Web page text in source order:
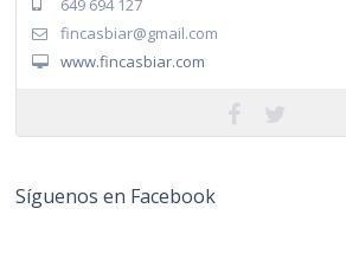
649 694 127
fincasbiar@gmail.com
www.fincasbiar.com
Síguenos en Facebook